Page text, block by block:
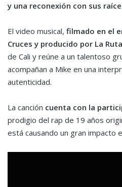
y una reconexión con sus
El video musical, filmado en el
Cruces y producido por La
de Cali y reúne a un talentoso
acompañan a Mike en una
autenticidad.
La canción cuenta con la
prodigio del rap de 19 años
está causando un gran impacto